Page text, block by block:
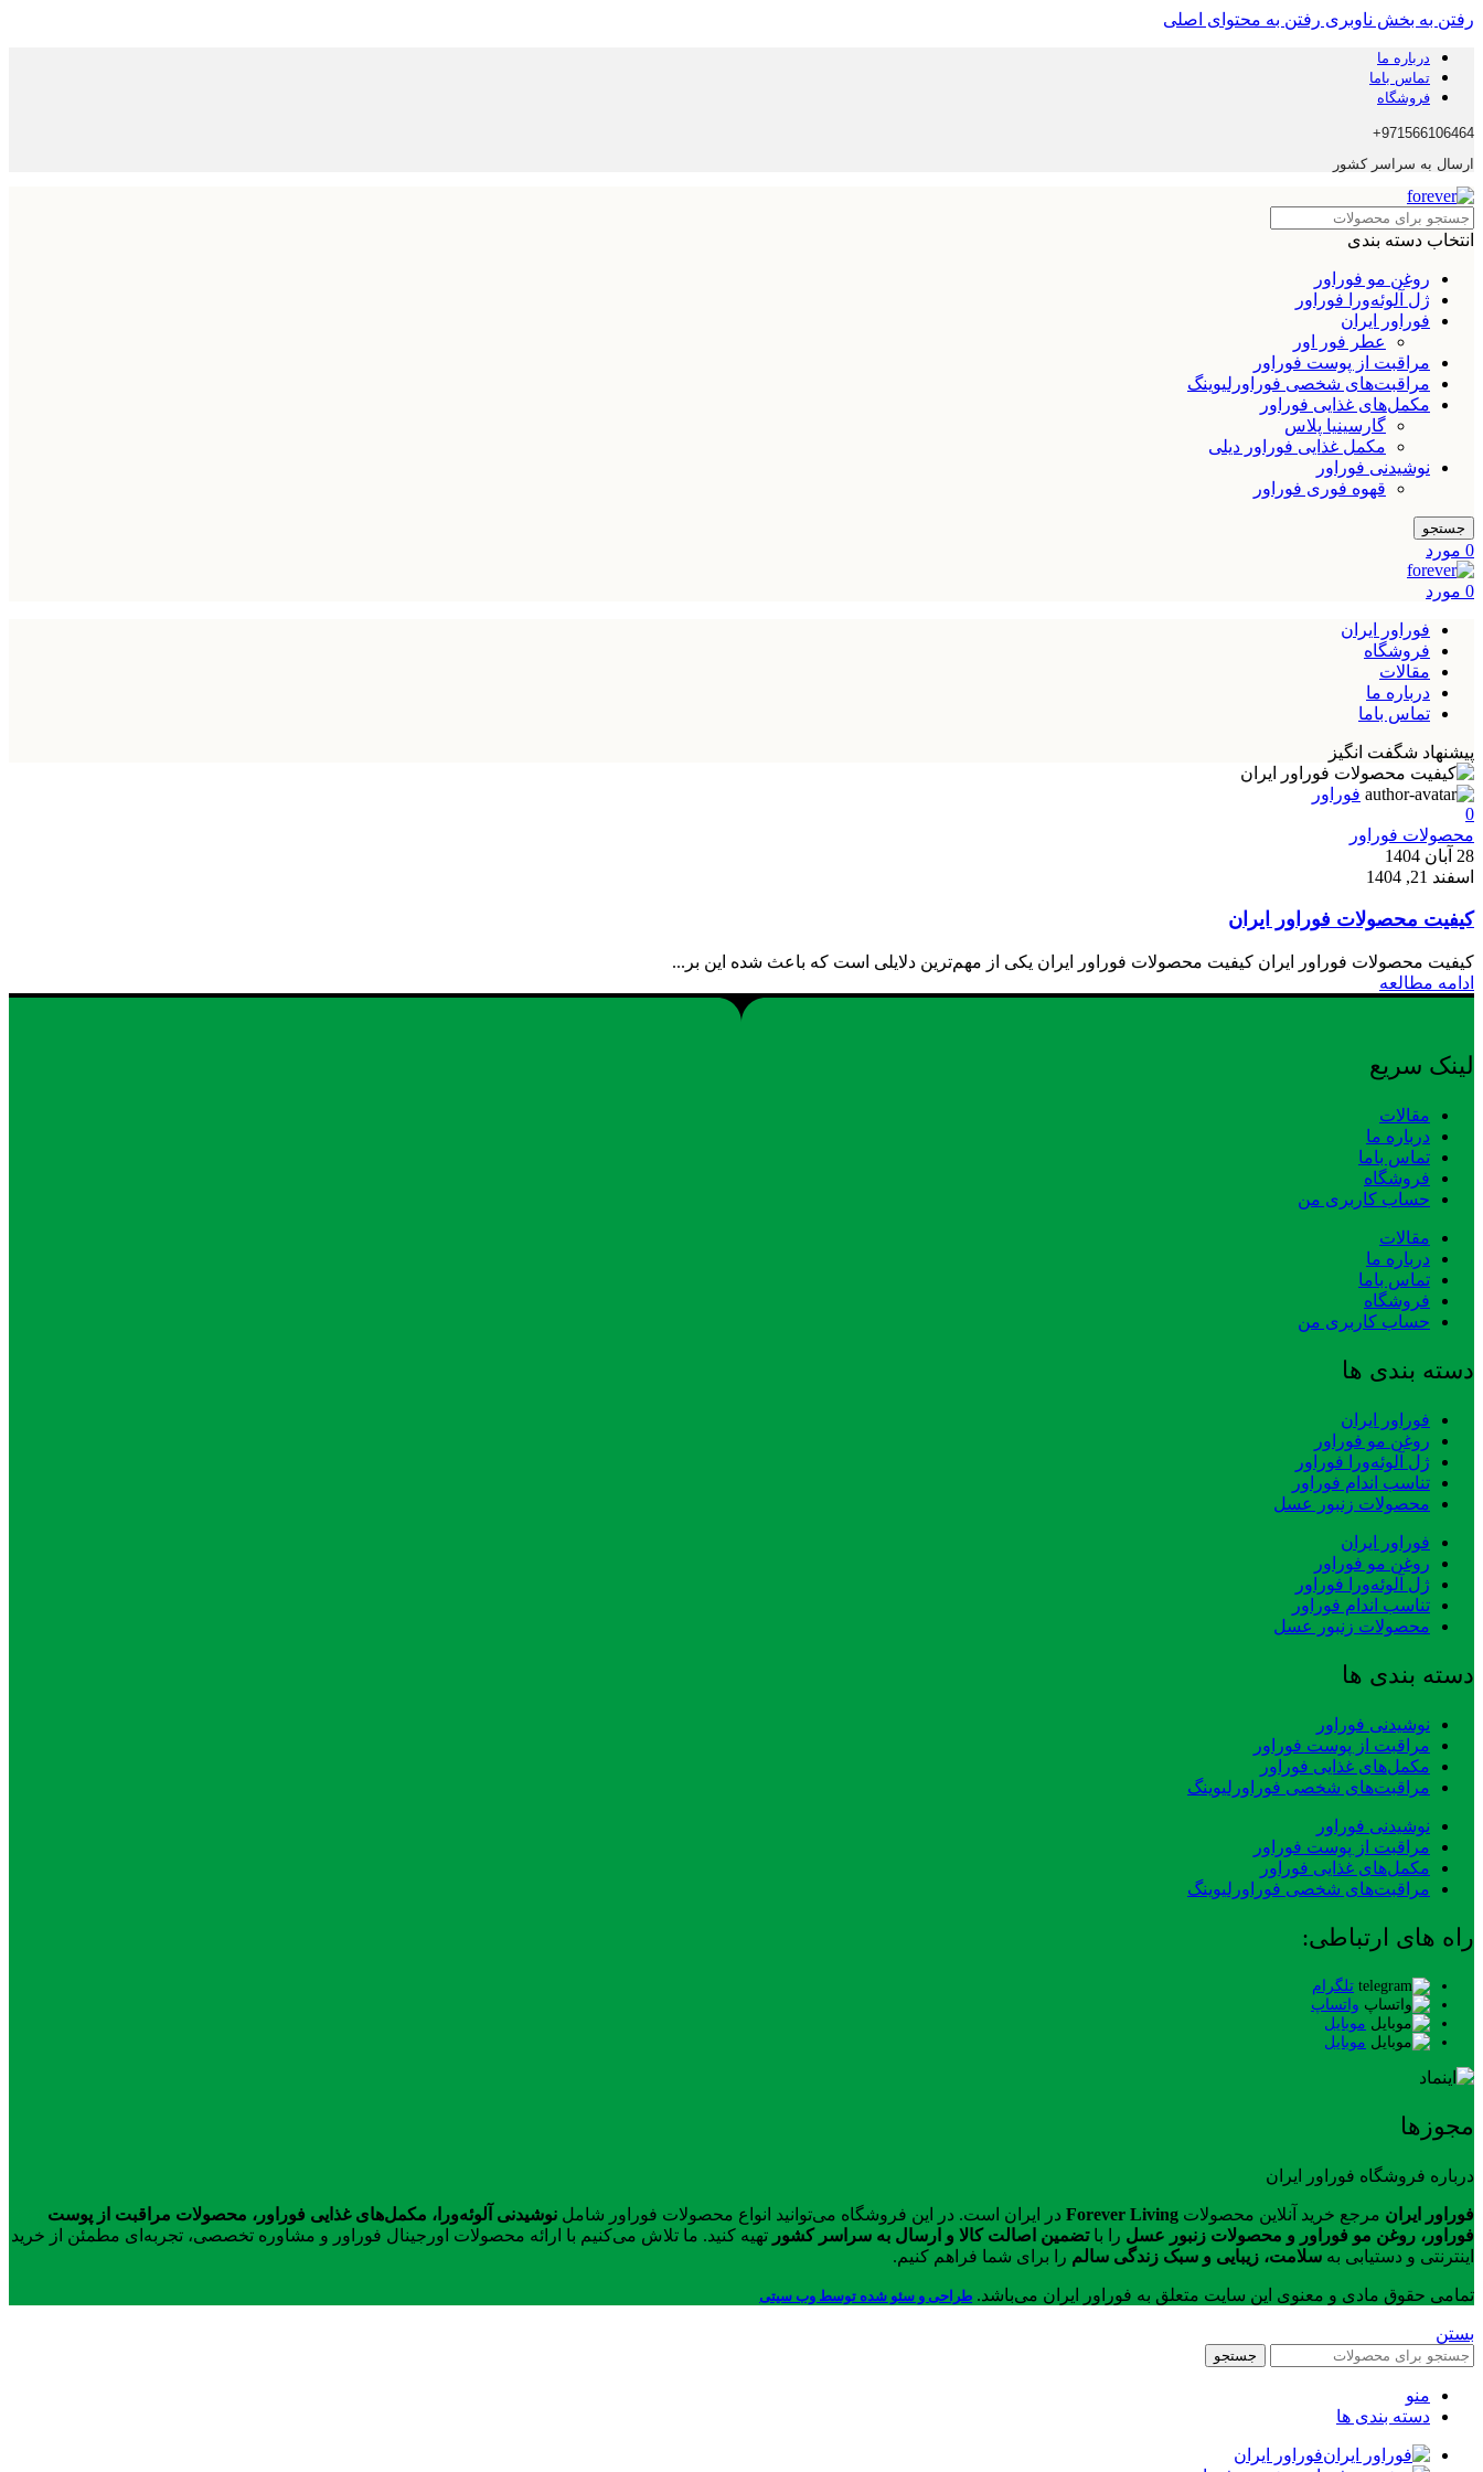
رفتن به بخش ناوبری رفتن به محتوای اصلی
درباره ما
تماس باما
فروشگاه
971566106464+
ارسال به سراسر کشور
انتخاب دسته بندی
روغن مو فوراور
ژل آلوئه‌ورا فوراور
فوراور ایران
عطر فور اور
مراقبت از پوست فوراور
مراقبت‌های شخصی فوراورلیوینگ
مکمل‌های غذایی فوراور
گارسینیا پلاس
مکمل غذایی فوراور دیلی
نوشیدنی فوراور
قهوه فوری فوراور
جستجو
0 مورد
0 مورد
فوراور ایران
فروشگاه
مقالات
درباره ما
تماس باما
پیشنهاد شگفت انگیز
فوراور
0
محصولات فوراور
28 آبان 1404
اسفند 21, 1404
کیفیت محصولات فوراور ایران
کیفیت محصولات فوراور ایران کیفیت محصولات فوراور ایران یکی از مهم‌ترین دلایلی است که باعث شده این بر...
ادامه مطالعه
لینک سریع
مقالات
درباره ما
تماس باما
فروشگاه
حساب کاربری من
مقالات
درباره ما
تماس باما
فروشگاه
حساب کاربری من
دسته بندی ها
فوراور ایران
روغن مو فوراور
ژل آلوئه‌ورا فوراور
تناسب اندام فوراور
محصولات زنبور عسل
فوراور ایران
روغن مو فوراور
ژل آلوئه‌ورا فوراور
تناسب اندام فوراور
محصولات زنبور عسل
دسته بندی ها
نوشیدنی فوراور
مراقبت از پوست فوراور
مکمل‌های غذایی فوراور
مراقبت‌های شخصی فوراورلیوینگ
نوشیدنی فوراور
مراقبت از پوست فوراور
مکمل‌های غذایی فوراور
مراقبت‌های شخصی فوراورلیوینگ
راه های ارتباطی:
تلگرام
واتساپ
موبایل
موبایل
مجوزها
درباره فروشگاه فوراور ایران
فوراور ایران مرجع خرید آنلاین محصولات Forever Living در ایران است. در این فروشگاه می‌توانید انواع محصولات فوراور شامل نوشیدنی آلوئه‌ورا، مکمل‌های غذایی فوراور، محصولات مراقبت از پوست
فوراور، روغن مو فوراور و محصولات زنبور عسل را باتضمین اصالت کالا و ارسال به سراسر کشور تهیه کنید. ما تلاش می‌کنیم با ارائه محصولات اورجینال فوراور و مشاوره تخصصی، تجربه‌ای مطمئن از خرید
اینترنتی و دستیابی به سلامت، زیبایی و سبک زندگی سالم را برای شما فراهم کنیم.
تمامی حقوق مادی و معنوی این سایت متعلق به فوراور ایران می‌باشد. طراحی و سئو شده توسط وب سیتی
بستن
جستجو
منو
دسته بندی ها
فوراور ایران